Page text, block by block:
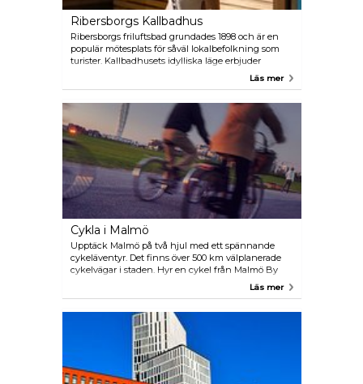
Ribersborgs Kallbadhus
Ribersborgs friluftsbad grundades 1898 och är en
populär mötesplats för såväl lokalbefolkning som
turister. Kallbadhusets idylliska läge erbjuder
besökarna det perfekta upplägget för att njuta av
saltvattenbad och bastubesök. Här kan du varva ner
av bastuns lugnande värme. Efter ett uppfriskande
dopp eller ett välgörande bastubad kan du njuta av
en kopp kaffe eller något att äta i det charmiga
kafét.
Läs mer
Cykla i Malmö
Upptäck Malmö på två hjul med ett spännande
cykeläventyr. Det finns över 500 km välplanerade
cykelvägar i staden. Hyr en cykel från Malmö By
Bike, det nya uthyrningssystemet med 50 stationer
timmar. Appen ger även detaljerad vägledning om
hur du hittar cykelstationerna och erbjuder en
omfattande karta som hjälper dig att enkelt hitta i
Läs mer